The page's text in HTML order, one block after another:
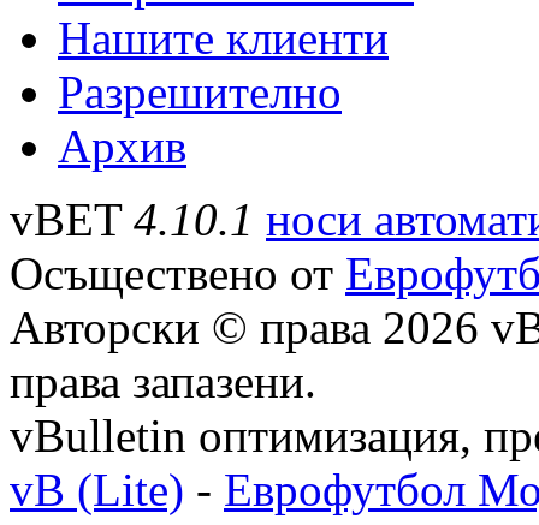
Нашите клиенти
Разрешително
Архив
vBET 4.10.1 носи
Осъществено от
Авторски © права 2026
права запазени.
vBulletin оптимизация,
vB (Lite) - Еврофутбол